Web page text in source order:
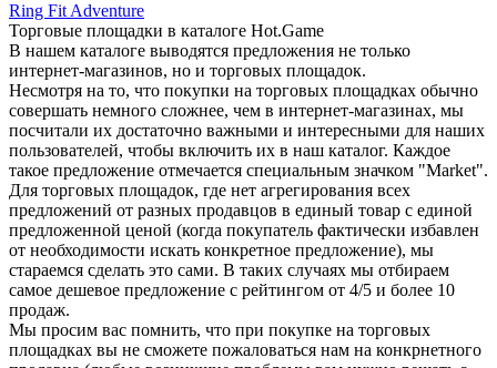
Ring Fit Adventure
Торговые площадки в каталоге Hot.Game
В нашем каталоге выводятся предложения не только
интернет-магазинов, но и торговых площадок.
Несмотря на то, что покупки на торговых площадках обычно
совершать немного сложнее, чем в интернет-магазинах, мы
посчитали их достаточно важными и интересными для наших
пользователей, чтобы включить их в наш каталог. Каждое
такое предложение отмечается специальным значком "Market".
Для торговых площадок, где нет агрегирования всех
предложений от разных продавцов в единый товар с единой
предложенной ценой (когда покупатель фактически избавлен
от необходимости искать конкретное предложение), мы
стараемся сделать это сами. В таких случаях мы отбираем
самое дешевое предложение с рейтингом от 4/5 и более 10
продаж.
Мы просим вас помнить, что при покупке на торговых
площадках вы не сможете пожаловаться нам на конкрнетного